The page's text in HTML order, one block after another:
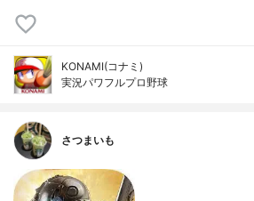
KONAMI(コナミ)
実況パワフルプロ野球
さつまいも